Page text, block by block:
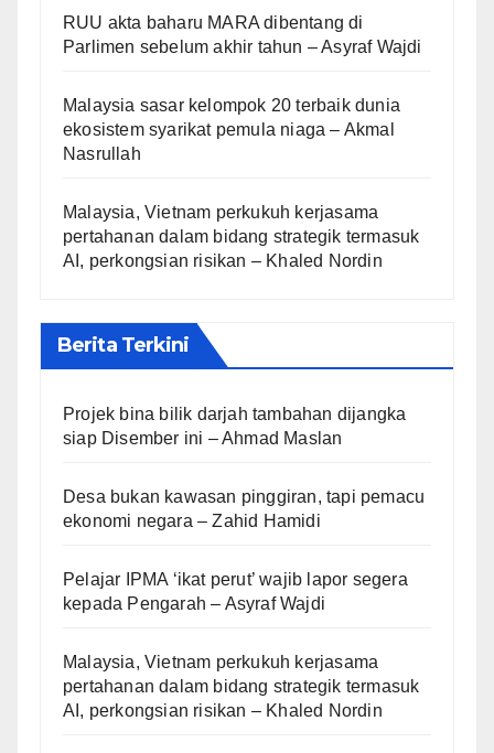
RUU akta baharu MARA dibentang di
Parlimen sebelum akhir tahun – Asyraf Wajdi
Malaysia sasar kelompok 20 terbaik dunia
ekosistem syarikat pemula niaga – Akmal
Nasrullah
Malaysia, Vietnam perkukuh kerjasama
pertahanan dalam bidang strategik termasuk
AI, perkongsian risikan – Khaled Nordin
Berita Terkini
Projek bina bilik darjah tambahan dijangka
siap Disember ini – Ahmad Maslan
Desa bukan kawasan pinggiran, tapi pemacu
ekonomi negara – Zahid Hamidi
Pelajar IPMA ‘ikat perut’ wajib lapor segera
kepada Pengarah – Asyraf Wajdi
Malaysia, Vietnam perkukuh kerjasama
pertahanan dalam bidang strategik termasuk
AI, perkongsian risikan – Khaled Nordin